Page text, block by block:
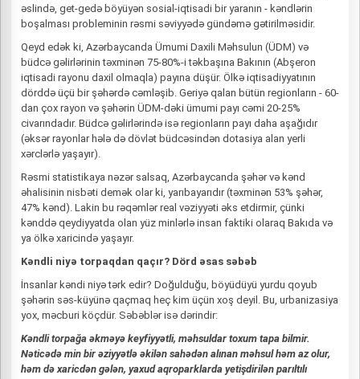
əslində, get-gedə böyüyən sosial-iqtisadi bir yaranın - kəndlərin
boşalması probleminin rəsmi səviyyədə gündəmə gətirilməsidir.
Qeyd edək ki, Azərbaycanda Ümumi Daxili Məhsulun (ÜDM) və
büdcə gəlirlərinin təxminən 75-80%-i təkbaşına Bakının (Abşeron
iqtisadi rayonu daxil olmaqla) payına düşür. Ölkə iqtisadiyyatının
dörddə üçü bir şəhərdə cəmləşib. Geriyə qalan bütün regionların - 60-
dan çox rayon və şəhərin ÜDM-dəki ümumi payı cəmi 20-25%
civarındadır. Büdcə gəlirlərində isə regionların payı daha aşağıdır
(əksər rayonlar hələ də dövlət büdcəsindən dotasiya alan yerli
xərclərlə yaşayır).
Rəsmi statistikaya nəzər salsaq, Azərbaycanda şəhər və kənd
əhalisinin nisbəti demək olar ki, yarıbayarıdır (təxminən 53% şəhər,
47% kənd). Lakin bu rəqəmlər real vəziyyəti əks etdirmir, çünki
kənddə qeydiyyatda olan yüz minlərlə insan faktiki olaraq Bakıda və
ya ölkə xaricində yaşayır.
Kəndli niyə torpaqdan qaçır? Dörd əsas səbəb
İnsanlar kəndi niyə tərk edir? Doğulduğu, böyüdüyü yurdu qoyub
şəhərin səs-küyünə qaçmaq heç kim üçün xoş deyil. Bu, urbanizasiya
yox, məcburi köçdür. Səbəblər isə dərindir:
Kəndli torpağa əkməyə keyfiyyətli, məhsuldar toxum tapa bilmir.
Nəticədə min bir əziyyətlə əkilən sahədən alınan məhsul həm az olur,
həm də xaricdən gələn, yaxud aqroparklarda yetişdirilən parıltılı